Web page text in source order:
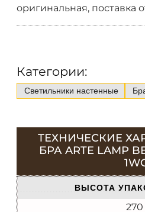
оригинальная, поставка
Категории:
Светильники настенные
ТЕХНИЧЕСКИЕ
БРА ARTE LAMP
ВЫСОТА
270